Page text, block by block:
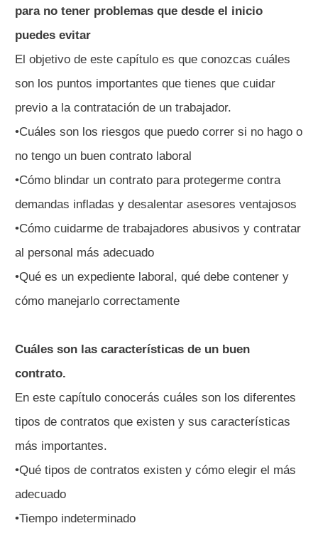
para no tener problemas que desde el inicio
puedes evitar
El objetivo de este capítulo es que conozcas cuáles
son los puntos importantes que tienes que cuidar
previo a la contratación de un trabajador.
•Cuáles son los riesgos que puedo correr si no hago o
no tengo un buen contrato laboral
•Cómo blindar un contrato para protegerme contra
demandas infladas y desalentar asesores ventajosos
•Cómo cuidarme de trabajadores abusivos y contratar
al personal más adecuado
•Qué es un expediente laboral, qué debe contener y
cómo manejarlo correctamente
Cuáles son las características de un buen
contrato.
En este capítulo conocerás cuáles son los diferentes
tipos de contratos que existen y sus características
más importantes.
•Qué tipos de contratos existen y cómo elegir el más
adecuado
•Tiempo indeterminado